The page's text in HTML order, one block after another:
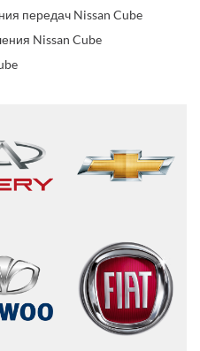
передач Nissan Cube
Nissan Cube